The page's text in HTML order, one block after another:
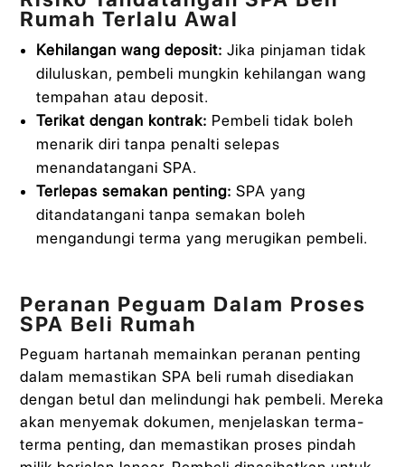
Rumah Terlalu Awal
Kehilangan wang deposit: Jika pinjaman tidak
diluluskan, pembeli mungkin kehilangan wang
tempahan atau deposit.
Terikat dengan kontrak: Pembeli tidak boleh
menarik diri tanpa penalti selepas
menandatangani SPA.
Terlepas semakan penting: SPA yang
ditandatangani tanpa semakan boleh
mengandungi terma yang merugikan pembeli.
Peranan Peguam Dalam Proses
SPA Beli Rumah
Peguam hartanah memainkan peranan penting
dalam memastikan SPA beli rumah disediakan
dengan betul dan melindungi hak pembeli. Mereka
akan menyemak dokumen, menjelaskan terma-
terma penting, dan memastikan proses pindah